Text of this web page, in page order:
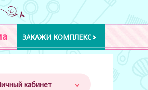
ЗАКАЖИ КОМПЛЕКС
кабинет